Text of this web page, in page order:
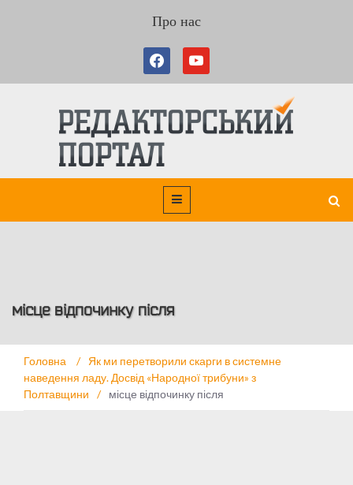
Про нас
місце відпочинку після
Головна /
Як ми перетворили скарги в системне
наведення ладу. Досвід «Народної трибуни» з
Полтавщини
/ місце відпочинку після